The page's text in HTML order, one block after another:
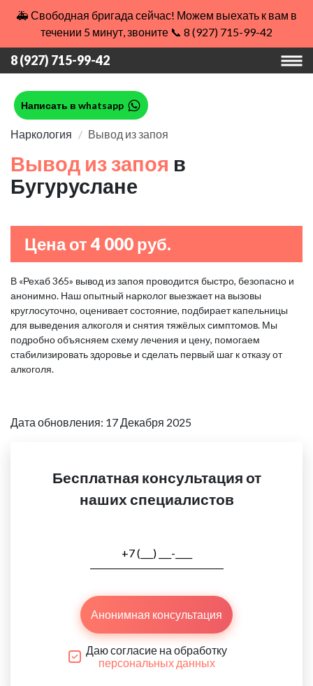
🚑 Свободная бригада сейчас! Можем выехать к вам в
течении 5 минут, звоните 📞 8 (927) 715-99-42
8 (927) 715-99-42
Написать в whatsapp
Наркология Вывод из запоя
Вывод из запоя в
Бугуруслане
Цена от 4 000 руб.
В «Рехаб 365» вывод из запоя проводится быстро, безопасно и
анонимно. Наш опытный нарколог выезжает на вызовы
круглосуточно, оценивает состояние, подбирает капельницы
для выведения алкоголя и снятия тяжёлых симптомов. Мы
подробно объясняем схему лечения и цену, помогаем
стабилизировать здоровье и сделать первый шаг к отказу от
алкоголя.
Дата обновления: 17 Декабря 2025
Бесплатная консультация от
наших специалистов
Анонимная консультация
Даю согласие на обработку
персональных данных